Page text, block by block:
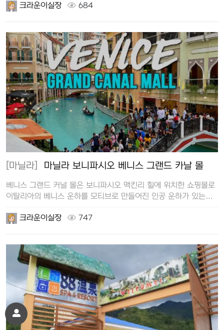
크라운이실장
684
[마닐라] 마닐라 보니파시오 베니스 그랜드 카날 몰
베니스 그랜드 커널 몰은 보니파시오 맥킨리 힐에 위치한 쇼핑몰로
이탈리아의 베니스 운하를 모티브로 만들어진 인공 운하가 있는
크라운이실장
747